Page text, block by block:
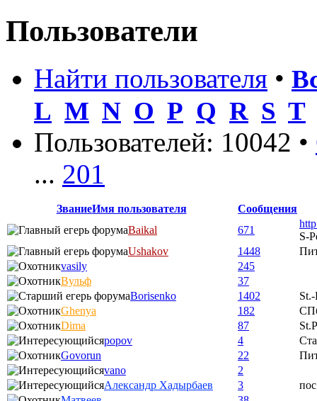
Пользователи
Найти пользователя •
L M N O P Q R S T
Пользователей: 10042 •
... 201
ЗваниеИмя пользователя
Сообщения
Baikal
671
S-
Ushakov
1448
vasily
245
Вульф
37
Borisenko
1402
Ghenya
182
Dima
87
popov
4
Govorun
22
vano
2
Александр Хадырбаев
3